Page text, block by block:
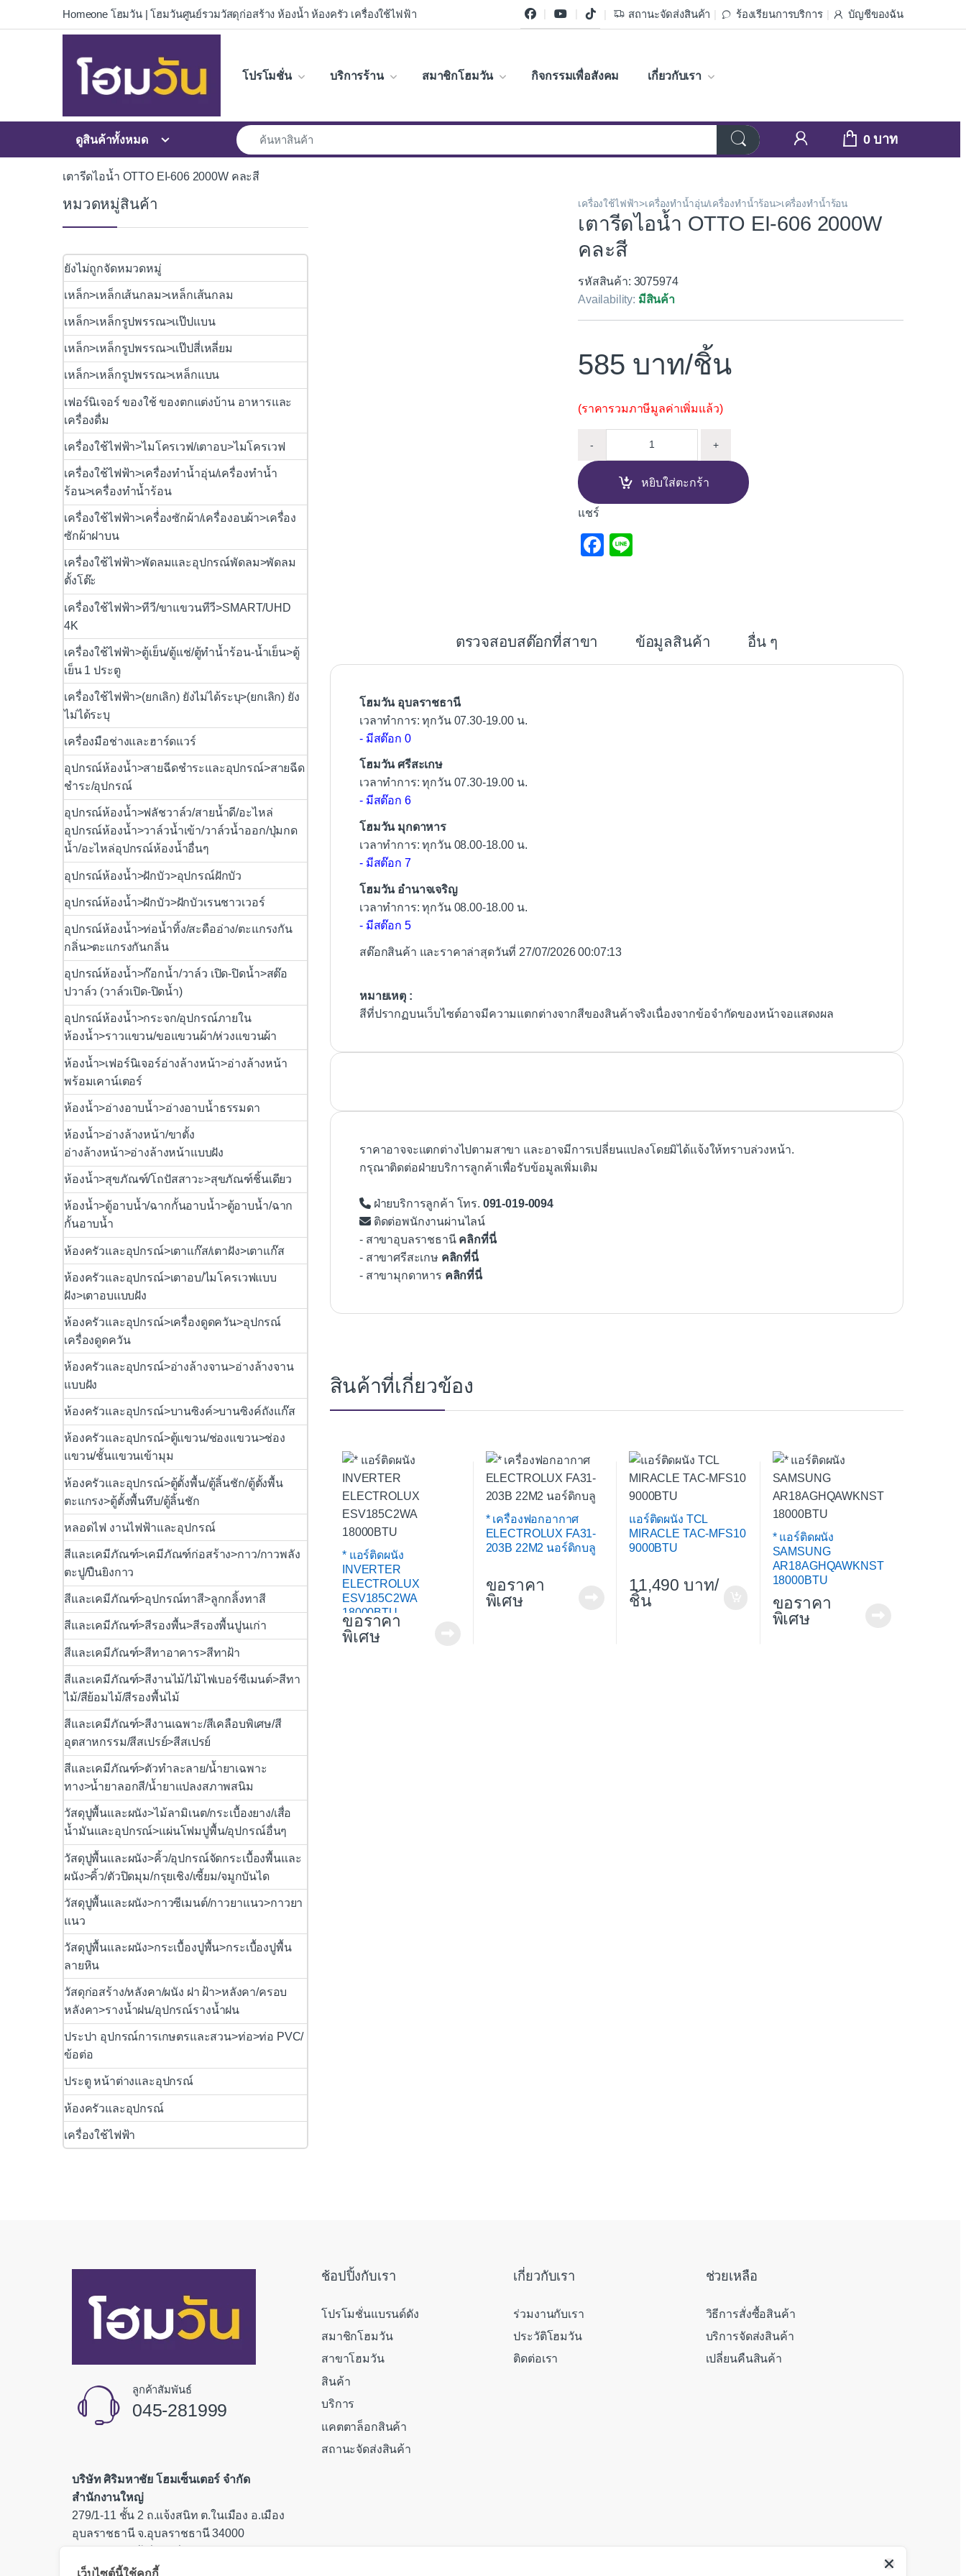
Skip to navigation
Skip to contentHomeone โฮมวัน | โฮมวันศูนย์รวมวัสดุก่อสร้าง ห้องน้ำ ห้องครัว เครื่องใช้ไฟฟ้า สถานะจัดส่งสินค้า ร้องเรียนการบริการ บัญชีของฉัน
โปรโมชั่น บริการร้าน สมาชิกโฮมวัน กิจกรรมเพื่อสังคม เกี่ยวกับเรา
ดูสินค้าทั้งหมด 0
เตารีดไอน้ำ OTTO EI-606 2000W คละสี
เครื่องใช้ไฟฟ้า>เครื่องทำน้ำอุ่น/เครื่องทำน้ำร้อน>เครื่องทำน้ำร้อน
เตารีดไอน้ำ OTTO EI-606 2000W
คละสี
รหัสสินค้า: 3075974
Availability: มีสินค้า
585 /ชิ้น
(ราคารวมภาษีมูลค่าเพิ่มแล้ว)
- +
หยิบใส่ตะกร้า
แชร์
F
o
ตรวจสอบสต๊อกที่สาขา ข้อมูลสินค้า อื่น ๆ
โฮมวัน อุบลราชธานี
เวลาทำการ: ทุกวัน 07.30-19.00 น.
- มีสต๊อก 0
โฮมวัน ศรีสะเกษ
เวลาทำการ: ทุกวัน 07.30-19.00 น.
- มีสต๊อก 6
โฮมวัน มุกดาหาร
เวลาทำการ: ทุกวัน 08.00-18.00 น.
- มีสต๊อก 7
โฮมวัน อำนาจเจริญ
เวลาทำการ: ทุกวัน 08.00-18.00 น.
- มีสต๊อก 5
สต๊อกสินค้า และราคาล่าสุดวันที่ 27/07/2026 00:07:13
หมายเหตุ :
สีที่ปรากฏบนเว็บไซต์อาจมีความแตกต่างจากสีของสินค้าจริงเนื่องจากข้อจำกัดของหน้าจอแสดงผล
ราคาอาจจะแตกต่างไปตามสาขา และอาจมีการเปลี่ยนแปลงโดยมิได้แจ้งให้ทราบล่วงหน้า.
กรุณาติดต่อฝ่ายบริการลูกค้าเพื่อรับข้อมูลเพิ่มเติม
ฝ่ายบริการลูกค้า โทร. 091-019-0094
ติดต่อพนักงานผ่านไลน์
- สาขาอุบลราชธานี คลิกที่นี่
- สาขาศรีสะเกษ คลิกที่นี่
- สาขามุกดาหาร คลิกที่นี่
สินค้าที่เกี่ยวข้อง
* แอร์ติดผนัง
INVERTER
ELECTROLUX
ESV185C2WA
18000BTU
ขอราคา
พิเศษ
* เครื่องฟอกอากาศ
ELECTROLUX FA31-
203B 22M2 นอร์ดิกบลู
ขอราคา
พิเศษ
แอร์ติดผนัง TCL
MIRACLE TAC-MFS10
9000BTU
11,490
/
ชิ้น
* แอร์ติดผนัง
SAMSUNG
AR18AGHQAWKNST
18000BTU
ขอราคา
พิเศษ
หมวดหมู่สินค้า
ยังไม่ถูกจัดหมวดหมู่
เหล็ก>เหล็กเส้นกลม>เหล็กเส้นกลม
เหล็ก>เหล็กรูปพรรณ>แป๊ปแบน
เหล็ก>เหล็กรูปพรรณ>แป๊ปสี่เหลี่ยม
เหล็ก>เหล็กรูปพรรณ>เหล็กแบน
เฟอร์นิเจอร์ ของใช้ ของตกแต่งบ้าน อาหารและ
เครื่องดื่ม
เครื่องใช้ไฟฟ้า>ไมโครเวฟ/เตาอบ>ไมโครเวฟ
เครื่องใช้ไฟฟ้า>เครื่องทำน้ำอุ่น/เครื่องทำน้ำ
ร้อน>เครื่องทำน้ำร้อน
เครื่องใช้ไฟฟ้า>เครื่่องซักผ้า/เครื่องอบผ้า>เครื่อง
ซักผ้าฝาบน
เครื่องใช้ไฟฟ้า>พัดลมและอุปกรณ์พัดลม>พัดลม
ตั้งโต๊ะ
เครื่องใช้ไฟฟ้า>ทีวี/ขาแขวนทีวี>SMART/UHD
4K
เครื่องใช้ไฟฟ้า>ตู้เย็น/ตู้แช่/ตู้ทำน้ำร้อน-น้ำเย็น>ตู้
เย็น 1 ประตู
เครื่องใช้ไฟฟ้า>(ยกเลิก) ยังไม่ได้ระบุ>(ยกเลิก) ยัง
ไม่ได้ระบุ
เครื่องมือช่างและฮาร์ดแวร์
อุปกรณ์ห้องน้ำ>สายฉีดชำระและอุปกรณ์>สายฉีด
ชำระ/อุปกรณ์
อุปกรณ์ห้องน้ำ>ฟลัชวาล์ว/สายน้ำดี/อะไหล่
อุปกรณ์ห้องน้ำ>วาล์วน้ำเข้า/วาล์วน้ำออก/ปุ่มกด
น้ำ/อะไหล่อุปกรณ์ห้องน้ำอื่นๆ
อุปกรณ์ห้องน้ำ>ฝักบัว>อุปกรณ์ฝักบัว
อุปกรณ์ห้องน้ำ>ฝักบัว>ฝักบัวเรนชาวเวอร์
อุปกรณ์ห้องน้ำ>ท่อน้ำทิ้ง/สะดืออ่าง/ตะแกรงกัน
กลิ่น>ตะแกรงกันกลิ่น
อุปกรณ์ห้องน้ำ>ก๊อกน้ำ/วาล์ว เปิด-ปิดน้ำ>สต๊อ
ปวาล์ว (วาล์วเปิด-ปิดน้ำ)
อุปกรณ์ห้องน้ำ>กระจก/อุปกรณ์ภายใน
ห้องน้ำ>ราวแขวน/ขอแขวนผ้า/ห่วงแขวนผ้า
ห้องน้ำ>เฟอร์นิเจอร์อ่างล้างหน้า>อ่างล้างหน้า
พร้อมเคาน์เตอร์
ห้องน้ำ>อ่างอาบน้ำ>อ่างอาบน้ำธรรมดา
ห้องน้ำ>อ่างล้างหน้า/ขาตั้ง
อ่างล้างหน้า>อ่างล้างหน้าแบบฝัง
ห้องน้ำ>สุขภัณฑ์/โถปัสสาวะ>สุขภัณฑ์ชิ้นเดียว
ห้องน้ำ>ตู้อาบน้ำ/ฉากกั้นอาบน้ำ>ตู้อาบน้ำ/ฉาก
กั้นอาบน้ำ
ห้องครัวและอุปกรณ์>เตาแก๊ส/เตาฝัง>เตาแก๊ส
ห้องครัวและอุปกรณ์>เตาอบ/ไมโครเวฟแบบ
ฝัง>เตาอบแบบฝัง
ห้องครัวและอุปกรณ์>เครื่องดูดควัน>อุปกรณ์
เครื่องดูดควัน
ห้องครัวและอุปกรณ์>อ่างล้างจาน>อ่างล้างจาน
แบบฝัง
ห้องครัวและอุปกรณ์>บานซิงค์>บานซิงค์ถังแก๊ส
ห้องครัวและอุปกรณ์>ตู้แขวน/ช่องแขวน>ช่อง
แขวน/ชั้นแขวนเข้ามุม
ห้องครัวและอุปกรณ์>ตู้ตั้งพื้น/ตู้ลิ้นชัก/ตู้ตั้งพื้น
ตะแกรง>ตู้ตั้งพื้นทึบ/ตู้ลิ้นชัก
หลอดไฟ งานไฟฟ้าและอุปกรณ์
สีและเคมีภัณฑ์>เคมีภัณฑ์ก่อสร้าง>กาว/กาวพลัง
ตะปู/ปืนยิงกาว
สีและเคมีภัณฑ์>อุปกรณ์ทาสี>ลูกกลิ้งทาสี
สีและเคมีภัณฑ์>สีรองพื้น>สีรองพื้นปูนเก่า
สีและเคมีภัณฑ์>สีทาอาคาร>สีทาฝ้า
สีและเคมีภัณฑ์>สีงานไม้/ไม้ไฟเบอร์ซีเมนต์>สีทา
ไม้/สีย้อมไม้/สีรองพื้นไม้
สีและเคมีภัณฑ์>สีงานเฉพาะ/สีเคลือบพิเศษ/สี
อุตสาหกรรม/สีสเปรย์>สีสเปรย์
สีและเคมีภัณฑ์>ตัวทำละลาย/น้ำยาเฉพาะ
ทาง>น้ำยาลอกสี/น้ำยาแปลงสภาพสนิม
วัสดุปูพื้นและผนัง>ไม้ลามิเนต/กระเบื้องยาง/เสื่อ
น้ำมันและอุปกรณ์>แผ่นโฟมปูพื้น/อุปกรณ์อื่นๆ
วัสดุปูพื้นและผนัง>คิ้ว/อุปกรณ์จัดกระเบื้องพื้นและ
ผนัง>คิ้ว/ตัวปิดมุม/กรุยเชิง/เซี้ยม/จมูกบันได
วัสดุปูพื้นและผนัง>กาวซีเมนต์/กาวยาแนว>กาวยา
แนว
วัสดุปูพื้นและผนัง>กระเบื้องปูพื้น>กระเบื้องปูพื้น
ลายหิน
วัสดุก่อสร้าง/หลังคา/ผนัง ฝา ฝ้า>หลังคา/ครอบ
หลังคา>รางน้ำฝน/อุปกรณ์รางน้ำฝน
ประปา อุปกรณ์การเกษตรและสวน>ท่อ>ท่อ PVC/
ข้อต่อ
ประตู หน้าต่างและอุปกรณ์
ห้องครัวและอุปกรณ์
เครื่องใช้ไฟฟ้า
ลูกค้าสัมพันธ์
045-281999
บริษัท ศิริมหาชัย โฮมเซ็นเตอร์ จำกัด
สำนักงานใหญ่
279/1-11 ชั้น 2 ถ.แจ้งสนิท ต.ในเมือง อ.เมือง
อุบลราชธานี จ.อุบลราชธานี 34000
ช้อปปิ้งกับเรา
โปรโมชั่นแบรนด์ดัง
สมาชิกโฮมวัน
สาขาโฮมวัน
สินค้า
บริการ
แคตตาล็อกสินค้า
สถานะจัดส่งสินค้า
เกี่ยวกับเรา
ร่วมงานกับเรา
ประวัติโฮมวัน
ติดต่อเรา
ช่วยเหลือ
วิธีการสั่งซื้อสินค้า
บริการจัดส่งสินค้า
เปลี่ยนคืนสินค้า
เว็บไซต์นี้ใช้คุกกี้